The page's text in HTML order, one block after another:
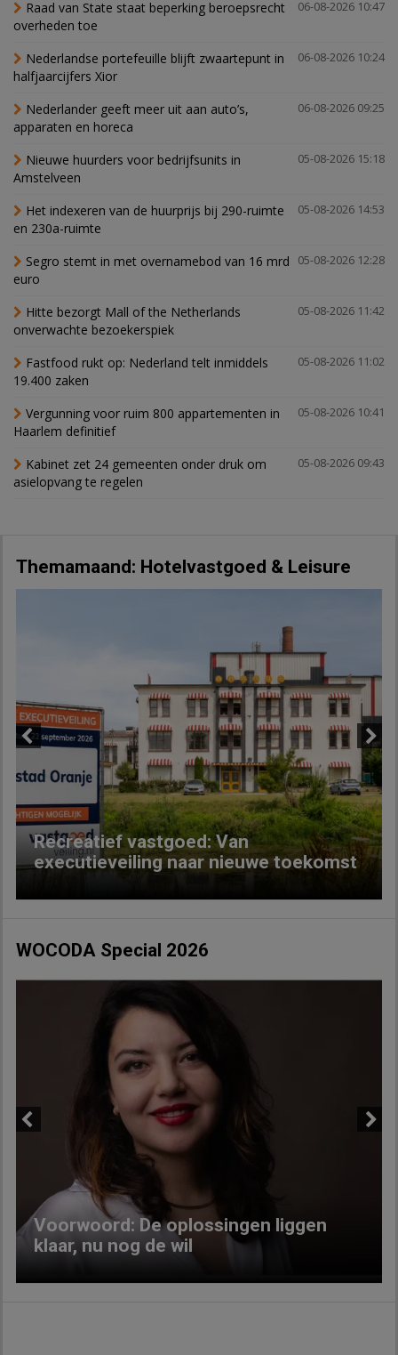
06-08-2026 10:47
Raad van State staat beperking beroepsrecht
overheden toe
06-08-2026 10:24
Nederlandse portefeuille blijft zwaartepunt in
halfjaarcijfers Xior
06-08-2026 09:25
Nederlander geeft meer uit aan auto’s,
apparaten en horeca
05-08-2026 15:18
Nieuwe huurders voor bedrijfsunits in
Amstelveen
05-08-2026 14:53
Het indexeren van de huurprijs bij 290-ruimte
en 230a-ruimte
05-08-2026 12:28
Segro stemt in met overnamebod van 16 mrd
euro
05-08-2026 11:42
Hitte bezorgt Mall of the Netherlands
onverwachte bezoekerspiek
05-08-2026 11:02
Fastfood rukt op: Nederland telt inmiddels
19.400 zaken
05-08-2026 10:41
Vergunning voor ruim 800 appartementen in
Haarlem definitief
05-08-2026 09:43
Kabinet zet 24 gemeenten onder druk om
asielopvang te regelen
Themamaand: Hotelvastgoed & Leisure
Recreatief vastgoed: Van
executieveiling naar nieuwe toekomst
Next
WOCODA Special 2026
Voorwoord: De oplossingen liggen
klaar, nu nog de wil